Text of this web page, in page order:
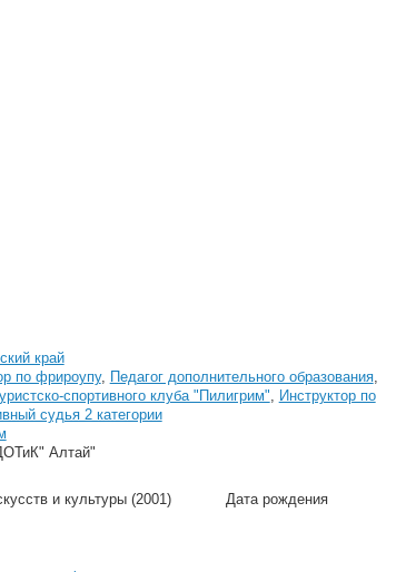
край
по фрироупу, Педагог дополнительного образования,
спортивного клуба "Пилигрим"
Инструктор по
судья 2 категории
Алтай"
и культуры (2001)
Дата рождения